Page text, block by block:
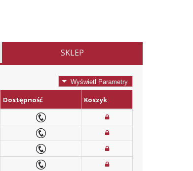
SKLEP
Wyświetl Parametry
Dostępność
Koszyk